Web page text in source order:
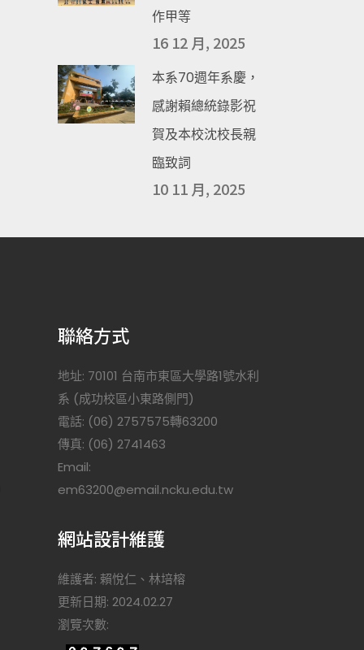
作甲等
16 12 月, 2025
本系70週年系慶，
感謝賴總統錄影祝
賀及本校沈校長親
臨致詞
10 11 月, 2025
聯絡方式
地址: 70101 台南市東區大學路1號水利
系 (成功校區小東路側門)
電話: (06) 2757575轉63200
傳真: (06) 2741463
Email:
em63200@email.ncku.edu.tw
網站設計維護
維護者: 賴悅仁、林培榕
更新日期: 2024.02.27
瀏覽次數: